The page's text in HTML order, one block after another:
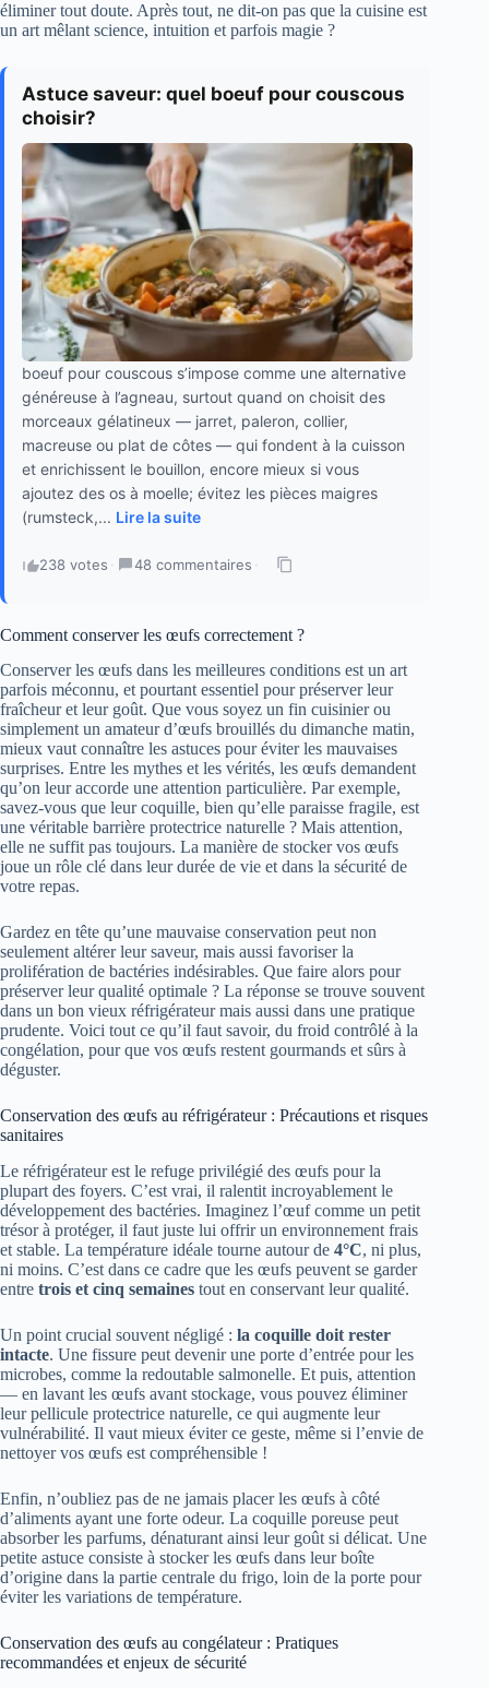
éliminer tout doute. Après tout, ne dit-on pas que la cuisine est
un art mêlant science, intuition et parfois magie ?
Astuce saveur: quel boeuf pour couscous
choisir?
boeuf pour couscous s’impose comme une alternative
généreuse à l’agneau, surtout quand on choisit des
morceaux gélatineux — jarret, paleron, collier,
macreuse ou plat de côtes — qui fondent à la cuisson
et enrichissent le bouillon, encore mieux si vous
ajoutez des os à moelle; évitez les pièces maigres
(rumsteck,... Lire la suite
238 votes · 48 commentaires ·
Comment conserver les œufs correctement ?
Conserver les œufs dans les meilleures conditions est un art
parfois méconnu, et pourtant essentiel pour préserver leur
fraîcheur et leur goût. Que vous soyez un fin cuisinier ou
simplement un amateur d’œufs brouillés du dimanche matin,
mieux vaut connaître les astuces pour éviter les mauvaises
surprises. Entre les mythes et les vérités, les œufs demandent
qu’on leur accorde une attention particulière. Par exemple,
savez-vous que leur coquille, bien qu’elle paraisse fragile, est
une véritable barrière protectrice naturelle ? Mais attention,
elle ne suffit pas toujours. La manière de stocker vos œufs
joue un rôle clé dans leur durée de vie et dans la sécurité de
votre repas.
Gardez en tête qu’une mauvaise conservation peut non
seulement altérer leur saveur, mais aussi favoriser la
prolifération de bactéries indésirables. Que faire alors pour
préserver leur qualité optimale ? La réponse se trouve souvent
dans un bon vieux réfrigérateur mais aussi dans une pratique
prudente. Voici tout ce qu’il faut savoir, du froid contrôlé à la
congélation, pour que vos œufs restent gourmands et sûrs à
déguster.
Conservation des œufs au réfrigérateur : Précautions et risques
sanitaires
Le réfrigérateur est le refuge privilégié des œufs pour la
plupart des foyers. C’est vrai, il ralentit incroyablement le
développement des bactéries. Imaginez l’œuf comme un petit
trésor à protéger, il faut juste lui offrir un environnement frais
et stable. La température idéale tourne autour de 4°C, ni plus,
ni moins. C’est dans ce cadre que les œufs peuvent se garder
entre trois et cinq semaines tout en conservant leur qualité.
Un point crucial souvent négligé : la coquille doit rester
intacte. Une fissure peut devenir une porte d’entrée pour les
microbes, comme la redoutable salmonelle. Et puis, attention
— en lavant les œufs avant stockage, vous pouvez éliminer
leur pellicule protectrice naturelle, ce qui augmente leur
vulnérabilité. Il vaut mieux éviter ce geste, même si l’envie de
nettoyer vos œufs est compréhensible !
Enfin, n’oubliez pas de ne jamais placer les œufs à côté
d’aliments ayant une forte odeur. La coquille poreuse peut
absorber les parfums, dénaturant ainsi leur goût si délicat. Une
petite astuce consiste à stocker les œufs dans leur boîte
d’origine dans la partie centrale du frigo, loin de la porte pour
éviter les variations de température.
Conservation des œufs au congélateur : Pratiques
recommandées et enjeux de sécurité